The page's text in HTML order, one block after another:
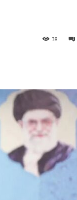
38